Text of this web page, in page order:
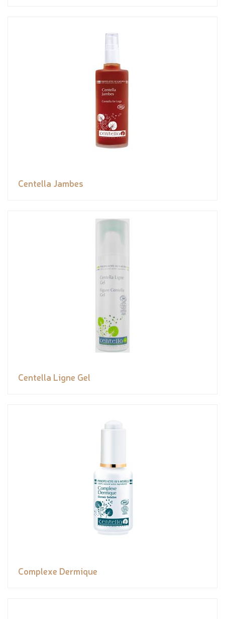
Centella Jambes
Centella Ligne Gel
Complexe Dermique